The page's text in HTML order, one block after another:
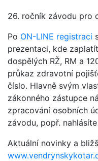
26. ročník závodu pro
Po ON-LINE registraci
prezentaci, kde
dospělých RŽ, RM a
průkaz zdravotní
číslo. Hlavně svým
zákonného zástupce
zpracování osobních
závodu, popř.
Aktuální novinky a